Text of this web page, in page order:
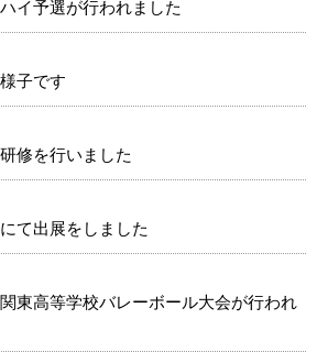
イ予選が行われました
子です
修を行いました
て出展をしました
東高等学校バレーボール大会が行われ